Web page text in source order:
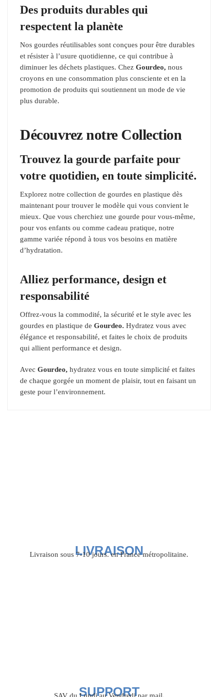
Des produits durables qui
respectent la planète
Nos gourdes réutilisables sont conçues pour être durables
et résister à l’usure quotidienne, ce qui contribue à
diminuer les déchets plastiques. Chez Gourdeo, nous
croyons en une consommation plus consciente et en la
promotion de produits qui soutiennent un mode de vie
plus durable.
Découvrez notre Collection
Trouvez la gourde parfaite pour
votre quotidien, en toute simplicité.
Explorez notre collection de gourdes en plastique dès
maintenant pour trouver le modèle qui vous convient le
mieux. Que vous cherchiez une gourde pour vous-même,
pour vos enfants ou comme cadeau pratique, notre
gamme variée répond à tous vos besoins en matière
d’hydratation.
Alliez performance, design et
responsabilité
Offrez-vous la commodité, la sécurité et le style avec les
gourdes en plastique de Gourdeo. Hydratez vous avec
élégance et responsabilité, et faites le choix de produits
qui allient performance et design.
Avec Gourdeo, hydratez vous en toute simplicité et faites
de chaque gorgée un moment de plaisir, tout en faisant un
geste pour l’environnement.
LIVRAISON
Livraison sous 7-10 jours. en France métropolitaine.
SUPPORT